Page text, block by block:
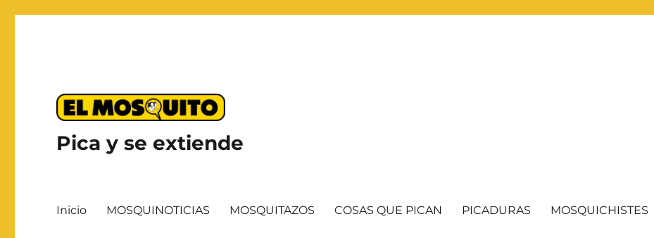
Pica y se extiende
Inicio MOSQUINOTICIAS MOSQUITAZOS COSAS QUE PICAN PICADURAS MOSQUICHISTES